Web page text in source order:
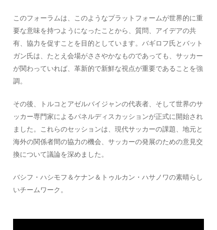
このフォーラムは、このようなプラットフォームが世界的に重
要な意味を持つようになったことから、質問、アイデアの共
有、協力を促すことを目的としています。バギロフ氏とバット
ガン氏は、たとえ会場がささやかなものであっても、サッカー
が関わっていれば、革新的で新鮮な視点が重要であることを強
調。
その後、トルコとアゼルバイジャンの代表者、そして世界のサ
ッカー専門家によるパネルディスカッションが正式に開始され
ました。これらのセッションは、現代サッカーの課題、地元と
海外の関係者間の協力の機会、サッカーの発展のための意見交
換について議論を深めました。
バシフ・ハシモフ＆ケナン＆トゥルカン・ハサノワの素晴らし
いチームワーク。